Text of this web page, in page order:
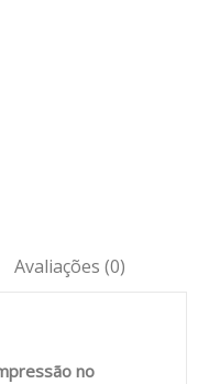
Avaliações (0)
no